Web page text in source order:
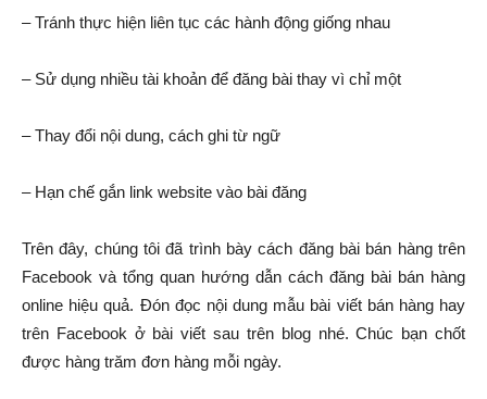
– Tránh thực hiện liên tục các hành động giống nhau
– Sử dụng nhiều tài khoản để đăng bài thay vì chỉ một
– Thay đổi nội dung, cách ghi từ ngữ
– Hạn chế gắn link website vào bài đăng
Trên đây, chúng tôi đã trình bày cách đăng bài bán hàng trên
Facebook và tổng quan hướng dẫn cách đăng bài bán hàng
online hiệu quả. Đón đọc nội dung mẫu bài viết bán hàng hay
trên Facebook ở bài viết sau trên blog nhé. Chúc bạn chốt
được hàng trăm đơn hàng mỗi ngày.